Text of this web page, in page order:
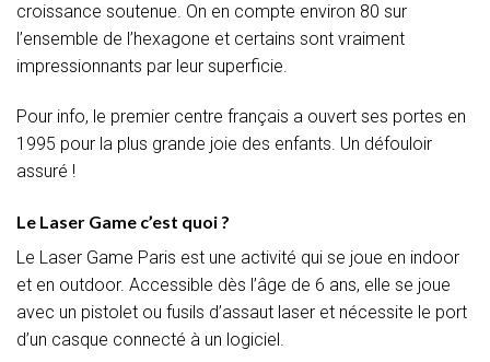
croissance soutenue. On en compte environ 80 sur
l’ensemble de l’hexagone et certains sont vraiment
impressionnants par leur superficie.
Pour info, le premier centre français a ouvert ses portes en
1995 pour la plus grande joie des enfants. Un défouloir
assuré !
Le Laser Game c’est quoi ?
Le Laser Game Paris est une activité qui se joue en indoor
et en outdoor. Accessible dès l’âge de 6 ans, elle se joue
avec un pistolet ou fusils d’assaut laser et nécessite le port
d’un casque connecté à un logiciel.